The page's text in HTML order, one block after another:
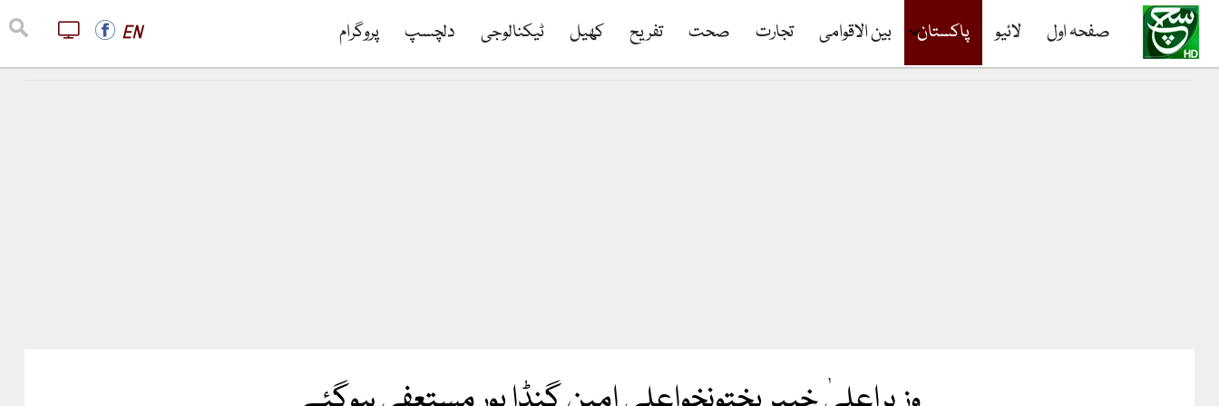
صفحہ اول لائیو پاکستان بین الاقوامی تجارت صحت تفریح کھیل ٹیکنالوجی دلچسپ پروگرام EN